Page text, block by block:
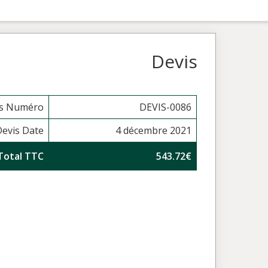
Devis
Numéro
DEVIS-0086
Date
4 décembre 2021
TTC
543.72€